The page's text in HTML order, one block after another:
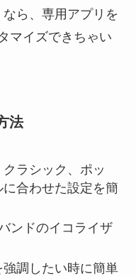
ら、専用アプリを
マイズできちゃい
法
クラシック、ポッ
合わせた設定を簡
バンドのイコライザ
調したい時に簡単